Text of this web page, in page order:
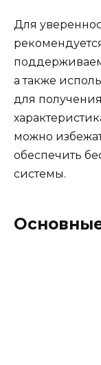
Для
а также
для
можно
обеспечить
системы.